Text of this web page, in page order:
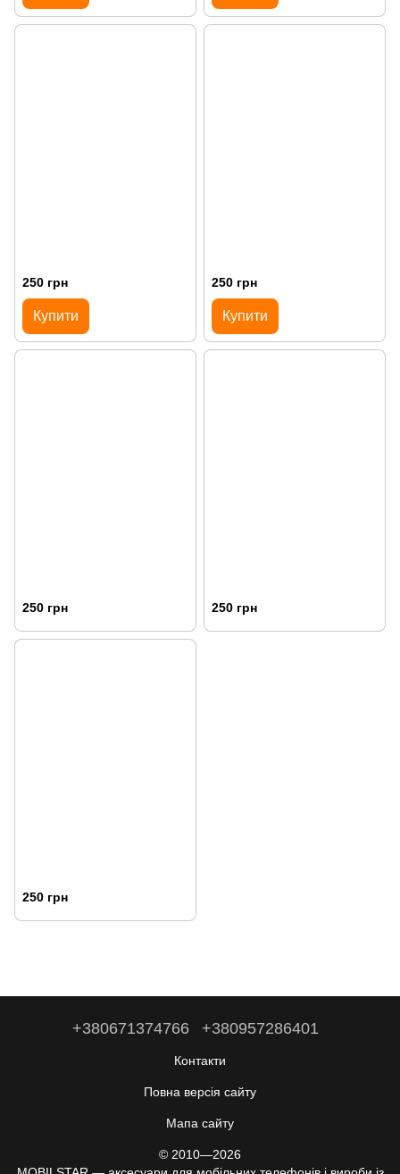
250 грн
Купити
250 грн
Купити
250 грн 250 грн
250 грн
+380671374766 +380957286401
Контакти
Повна версія сайту
Мапа сайту
© 2010—2026